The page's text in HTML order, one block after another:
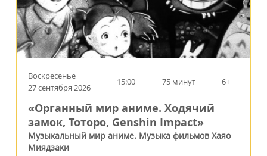
Воскресенье
27 сентября 2026
15:00 75 минут 6+
«Органный мир аниме. Ходячий
замок, Тоторо, Genshin Impact»
Музыкальный мир аниме. Музыка фильмов Хаяо
Миядзаки